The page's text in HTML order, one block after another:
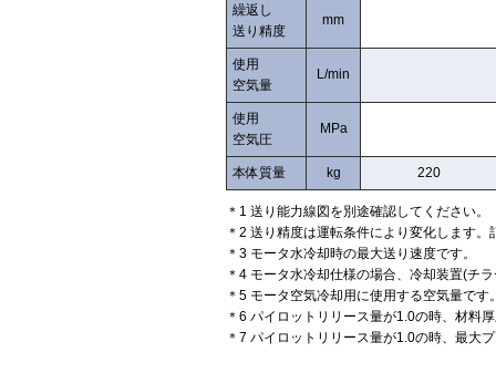
繰返し
送り精度
mm
使用
空気量
L/min
使用
空気圧
MPa
本体質量 kg 220
＊1 送り能力線図を別途確認してください。
＊2 送り精度は運転条件により変化します
＊3 モータ水冷却時の最大送り速度です。
＊4 モータ水冷却仕様の場合、冷却装置(チ
＊5 モータ空気冷却用に使用する空気量で
＊6 パイロットリリース量が1.0の時、材料
＊7 パイロットリリース量が1.0の時、最大